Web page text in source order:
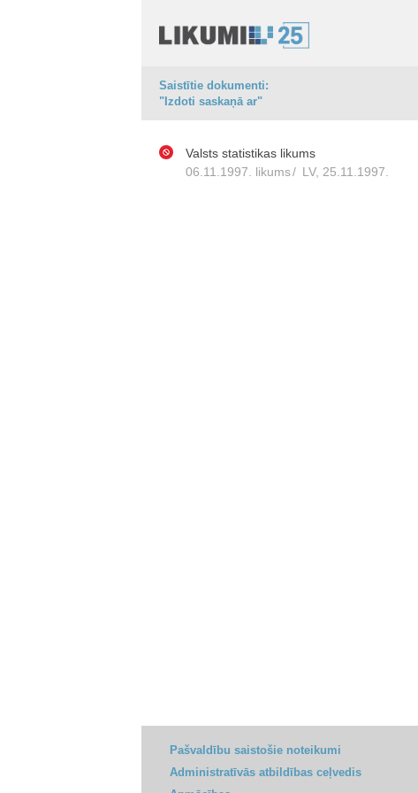
Saistītie dokumenti:
"Izdoti saskaņā ar"
Valsts statistikas likums
06.11.1997. likums/ LV, 25.11.1997.
Pašvaldību saistošie noteikumi
Administratīvās atbildības ceļvedis